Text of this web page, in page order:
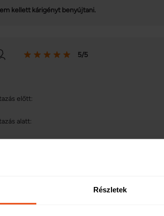
Részletek
kellett kárigényt benyújtani.
5/5
előtt:
alatt:
tortent karesemeny, igy nem kellett kapcsolatba